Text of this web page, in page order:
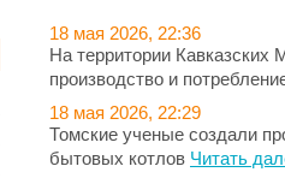
18 мая 2026, 22:36
На территории
производство и
18 мая 2026, 22:29
Томские ученые создали
бытовых котлов Читать